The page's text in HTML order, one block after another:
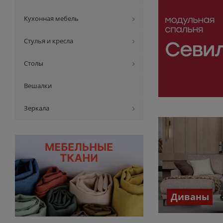
Диваны
Кухонная мебель
Стулья и кресла
Столы
Вешалки
Зеркала